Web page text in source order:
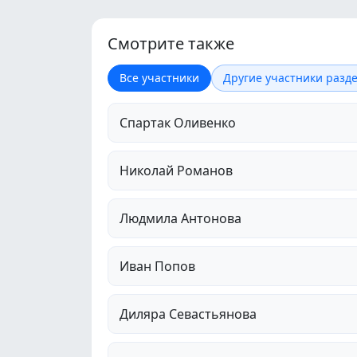
Смотрите также
Все участники Другие участники
Спартак Оливенко
Николай Романов
Людмила Антонова
Иван Попов
Диляра Севастьянова